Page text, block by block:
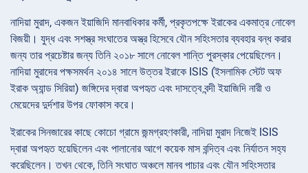
নাদিয়া মুরাদ, একজন ইয়াজিদি মানবাধিকার কর্মী, প্রকৃতপক্ষে ইরাকের একমাত্র নোবেল
বিজয়ী। যুদ্ধ এবং সশস্ত্র সংঘাতের অস্ত্র হিসেবে যৌন সহিংসতার ব্যবহার বন্ধ করার
জন্য তার প্রচেষ্টার জন্য তিনি ২০১৮ সালে নোবেল শান্তি পুরস্কার পেয়েছিলেন।
নাদিয়া মুরাদের পক্ষসমর্থন ২০১৪ সালে উত্তর ইরাকে ISIS (ইসলামিক স্টেট অফ
ইরাক অ্যান্ড সিরিয়া) জঙ্গিদের দ্বারা অপহৃত এবং দাসত্বে বন্দী ইয়াজিদি নারী ও
মেয়েদের দুর্দশার উপর ফোকাস করে।
ইরাকের সিনজারের কাছে কোচো গ্রামে জন্মগ্রহণকারী, নাদিয়া মুরাদ নিজেই ISIS
দ্বারা অপহৃত হয়েছিলেন এবং পালানোর আগে কয়েক মাস বন্দিত্ব এবং নির্যাতন সহ্য
করেছিলেন। তখন থেকে, তিনি সংঘাত অঞ্চলে মানব পাচার এবং যৌন সহিংসতার